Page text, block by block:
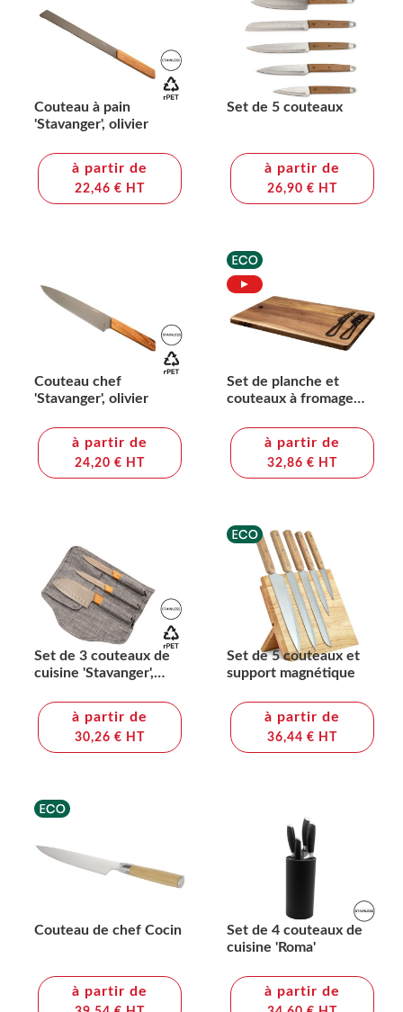
Couteau à pain
'Stavanger', olivier
à partir de
22,46 € HT
Set de 5 couteaux
à partir de
26,90 € HT
Couteau chef
'Stavanger', olivier
à partir de
24,20 € HT
Set de planche et
couteaux à fromage
(Import)
à partir de
32,86 € HT
Set de 3 couteaux de
cuisine 'Stavanger',
à partir de
30,26 € HT
Set de 5 couteaux et
support magnétique
à partir de
36,44 € HT
Couteau de chef Cocin
à partir de
Set de 4 couteaux de
cuisine 'Roma'
à partir de